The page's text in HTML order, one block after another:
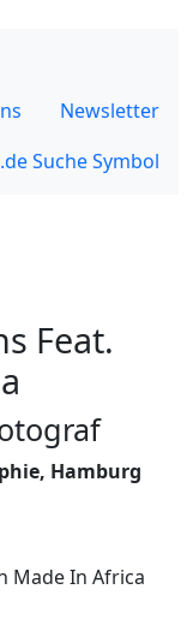
Newsletter
Feat.
Hamburg